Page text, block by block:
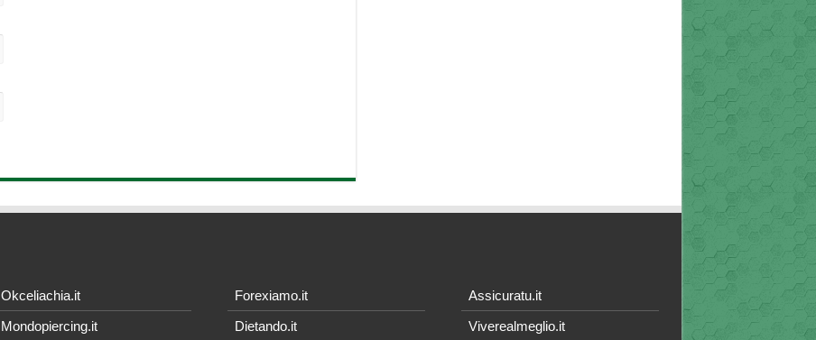
Okceliachia.it
Mondopiercing.it
Forexiamo.it
Dietando.it
Assicuratu.it
Viverealmeglio.it